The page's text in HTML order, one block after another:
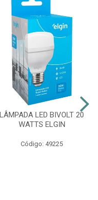
LÂMPADA LED BIVOLT 20
WATTS ELGIN
Código: 49225